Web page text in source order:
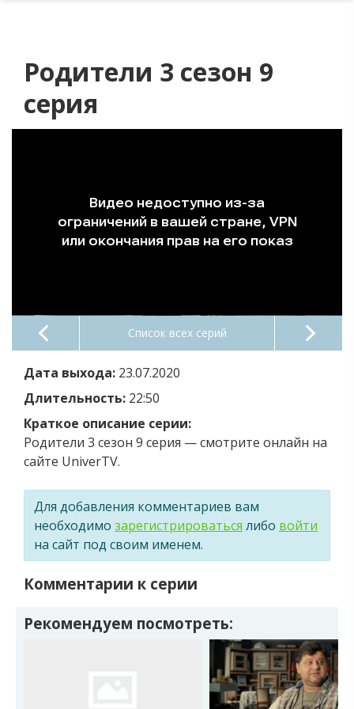
Родители 3 сезон 9
серия
Список всех серий
Дата выхода: 23.07.2020
Длительность: 22:50
Краткое описание серии:
Родители 3 сезон 9 серия — смотрите онлайн на
сайте UniverTV.
Для добавления комментариев вам
необходимо зарегистрироваться либо войти
на сайт под своим именем.
Комментарии к серии
Рекомендуем посмотреть: